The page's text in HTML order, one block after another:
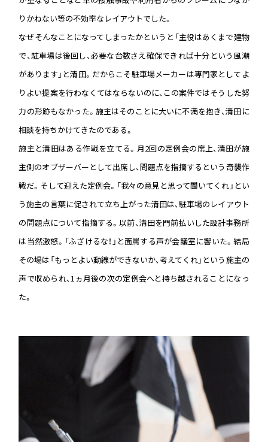
りかねない等の不効率なレイアウトでした。
なぜそんなことになってしまったかというと「主役はあくまで建物
で、駐車場は後回し、必要な台数さえ確保できれば十分という風潮
があります」と清田。だからこそ駐車場メーカーは専門家としてよ
りよい提案を行わなくてはならないのに、この案件ではそうした努
力の形跡もなかった。施主はそのことに大いに不満を抱き、清田に
相談を持ちかけてきたのである。
施主と清田はある作戦を立てる。月2回の定例会の席上、清田が施
主側のオブザーバーとして出席し、問題点を指摘するという奇襲作
戦だ。そして迎えた定例会。「我々の意見と思って聞いてくれ」とい
う施主の言葉に促されて立ち上がった清田は、駐車場のレイアウト
の問題点について指摘する。以前、清田を門前払いした設計事務所
は当然激怒。「ふざけるな！」と面罵する声が会議室に響いた。結局
その場は「もっとよい動線ができないか、考えてくれ」という施主の
声で収められ、1ヵ月後の次の定例会へと持ち越されることになっ
た。